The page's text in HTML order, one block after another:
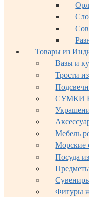
Товары из
Вазы и
Трости
СУМКИ
Мебель
Морские
Посуда
Фигуры